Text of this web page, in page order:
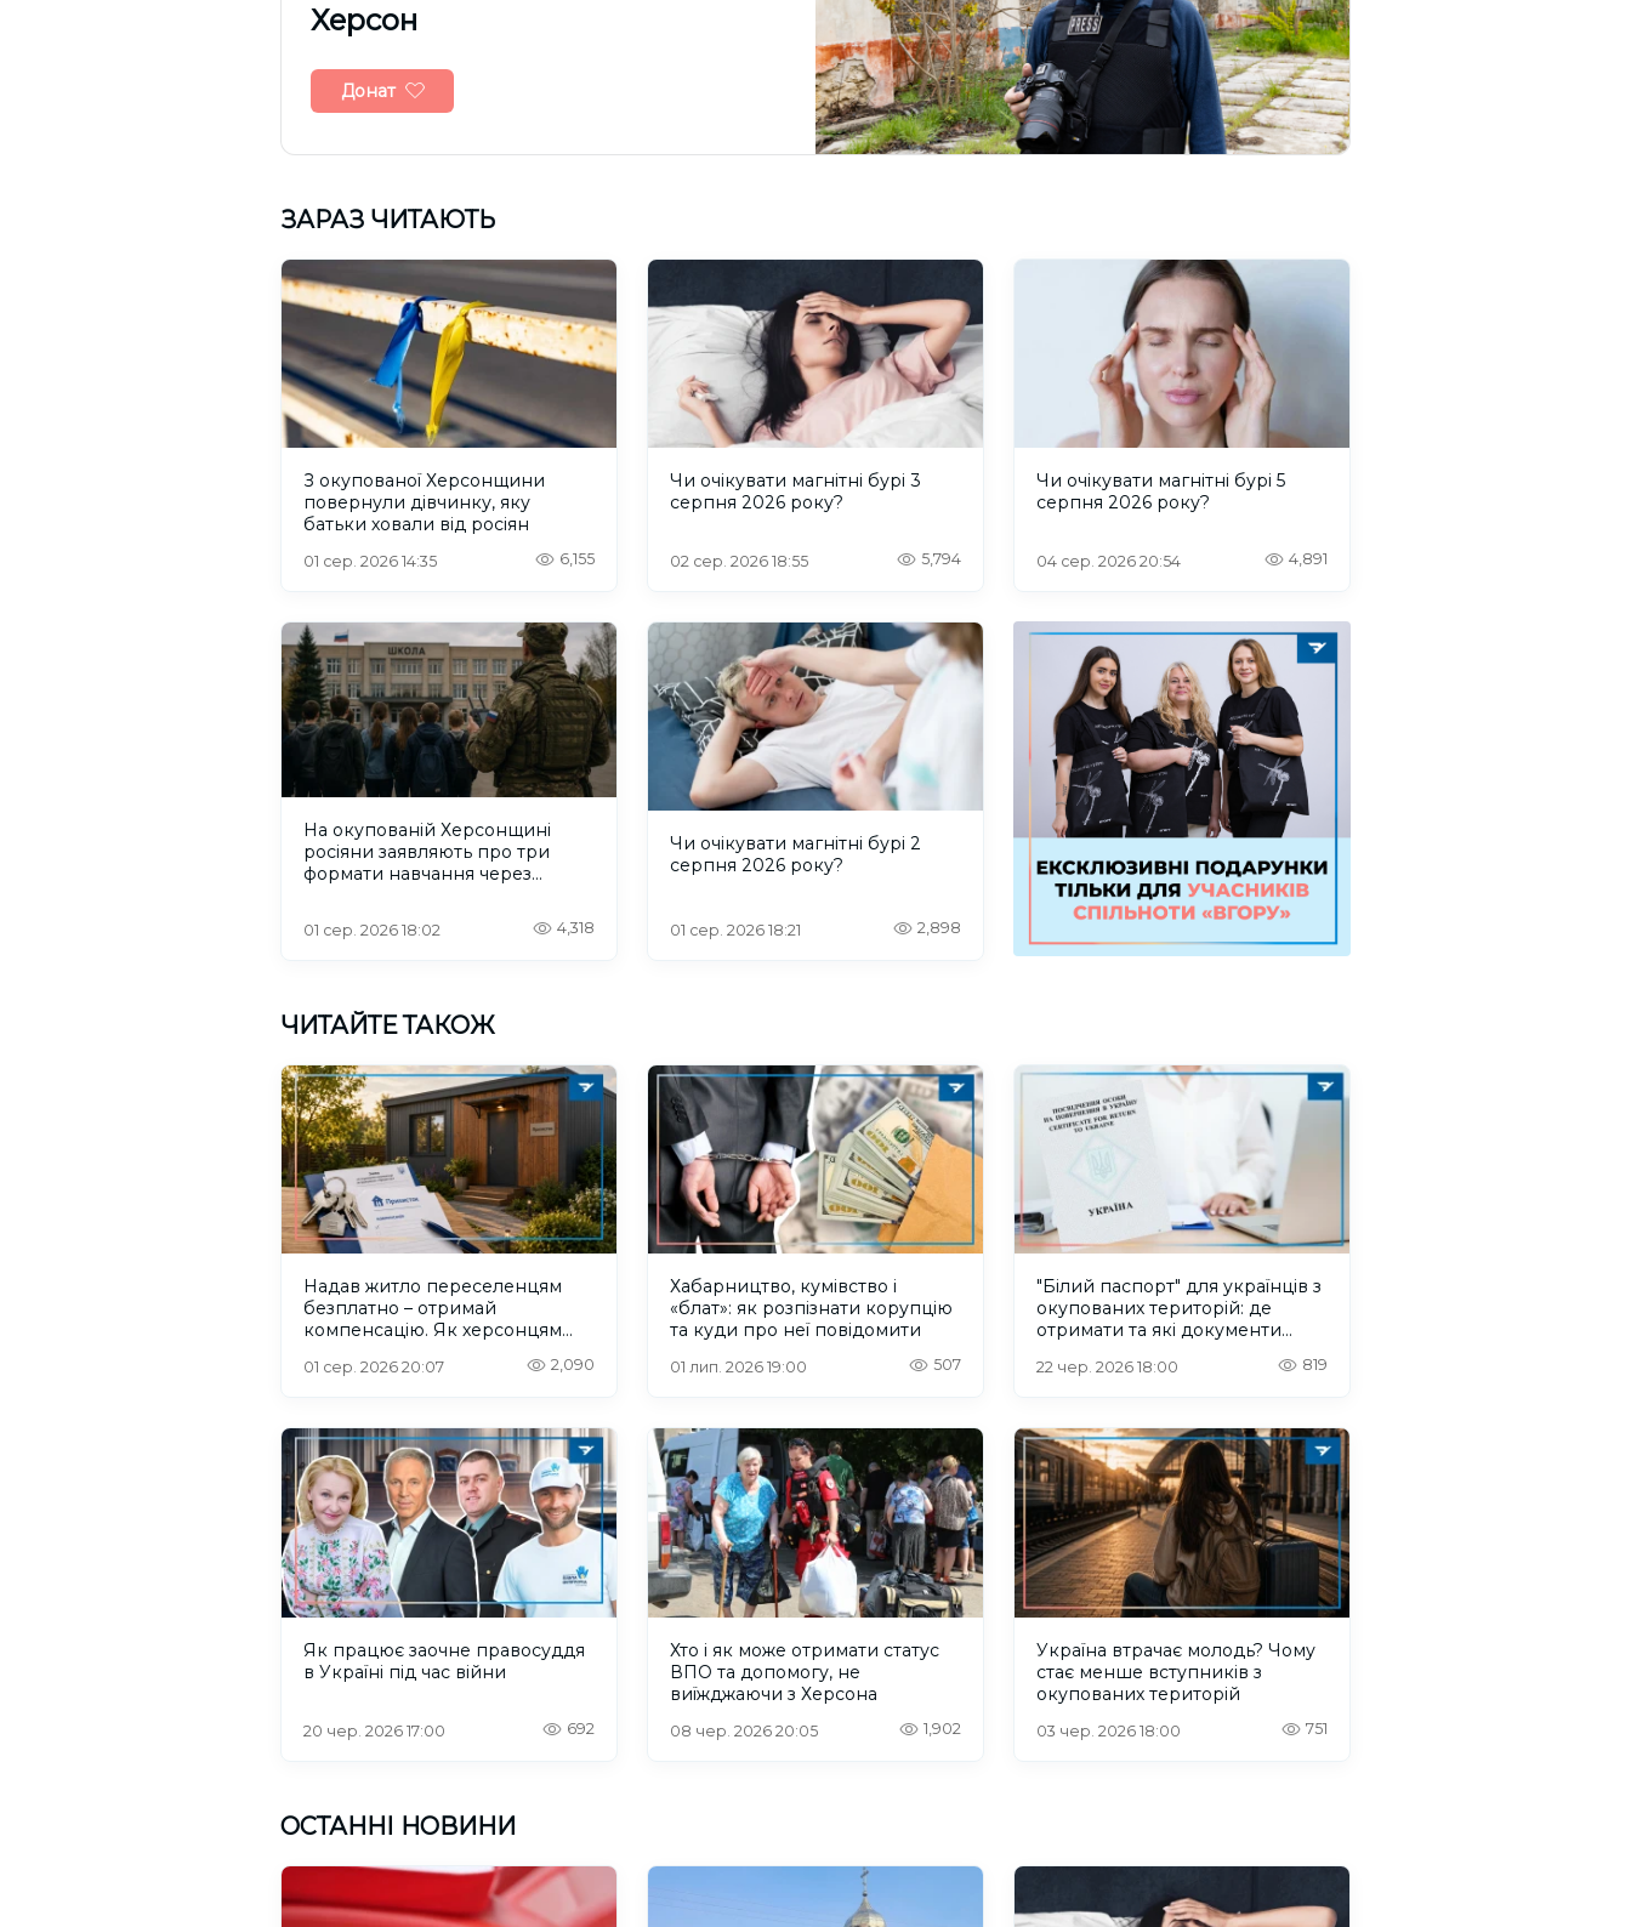
Херсон
Донат
ЗАРАЗ ЧИТАЮТЬ
З окупованої Херсонщини
повернули дівчинку, яку
батьки ховали від росіян
01 сер. 2026 14:35 6,155
Чи очікувати магнітні бурі 3
серпня 2026 року?
02 сер. 2026 18:55 5,794
Чи очікувати магнітні бурі 5
серпня 2026 року?
04 сер. 2026 20:54 4,891
На окупованій Херсонщині
росіяни заявляють про три
формати навчання через
01 сер. 2026 18:02 4,318
Чи очікувати магнітні бурі 2
серпня 2026 року?
01 сер. 2026 18:21 2,898
ЧИТАЙТЕ ТАКОЖ
Надав житло переселенцям
безплатно – отримай
компенсацію. Як херсонцям
“Прихисток”
01 сер. 2026 20:07 2,090
Хабарництво, кумівство і
«блат»: як розпізнати корупцію
та куди про неї повідомити
01 лип. 2026 19:00 507
"Білий паспорт" для українців з
окупованих територій: де
отримати та які документи
22 чер. 2026 18:00 819
Як працює заочне правосуддя
в Україні під час війни
20 чер. 2026 17:00 692
Хто і як може отримати статус
ВПО та допомогу, не
виїжджаючи з Херсона
08 чер. 2026 20:05 1,902
Україна втрачає молодь? Чому
стає менше вступників з
окупованих територій
03 чер. 2026 18:00 751
ОСТАННІ НОВИНИ